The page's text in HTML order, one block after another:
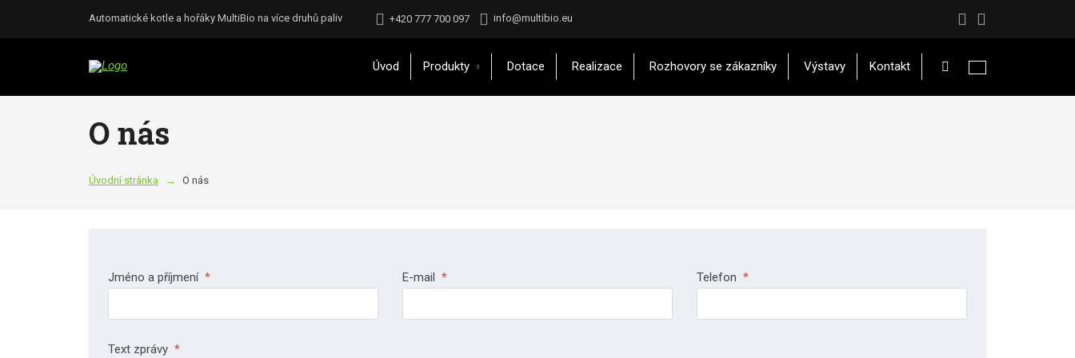
Automatické kotle a hořáky MultiBio na více druhů paliv +420 777 700 097 info@multibio.eu
Úvod Produkty Dotace Realizace Rozhovory se zákazníky Výstavy Kontakt Vyhledávání
O nás
Úvodní stránka O nás
Jméno a příjmení * E-mail * Telefon *
Text zprávy *